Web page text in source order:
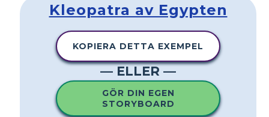
Kleopatra av Egypten
KOPIERA DETTA EXEMPEL
— ELLER —
GÖR DIN EGEN
STORYBOARD